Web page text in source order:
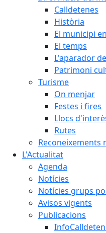
Calldetenes
Història
El municipi
El temps
L'aparador
Patrimoni
Turisme
On menjar
Festes i fires
Llocs
Rutes
Reconeixements
L'Actualitat
Agenda
Notícies
Notícies grups
Avisos vigents
Publicacions